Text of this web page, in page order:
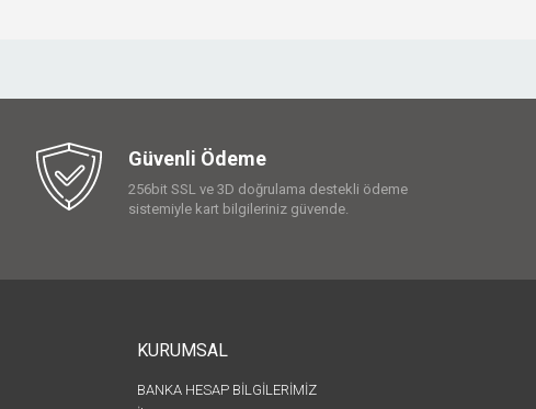
Güvenli Ödeme
256bit SSL ve 3D doğrulama destekli ödeme
sistemiyle kart bilgileriniz güvende.
KURUMSAL
BANKA HESAP BİLGİLERİMİZ